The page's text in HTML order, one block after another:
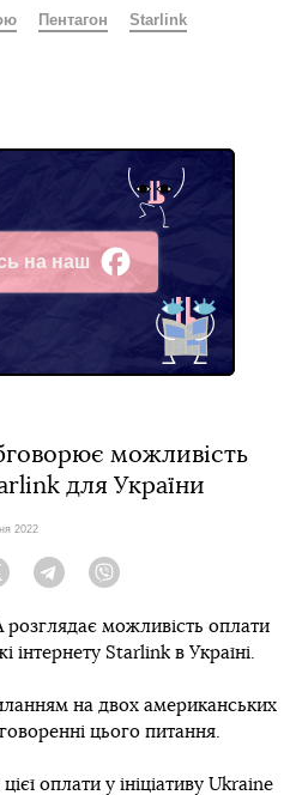
Пентагон
Starlink
на наш
можливість
для України
2022
Twitter Telegram
можливість оплати
інтернету Starlink в Україні.
на двох американських
цього питання.
оплати у ініціативу Ukraine